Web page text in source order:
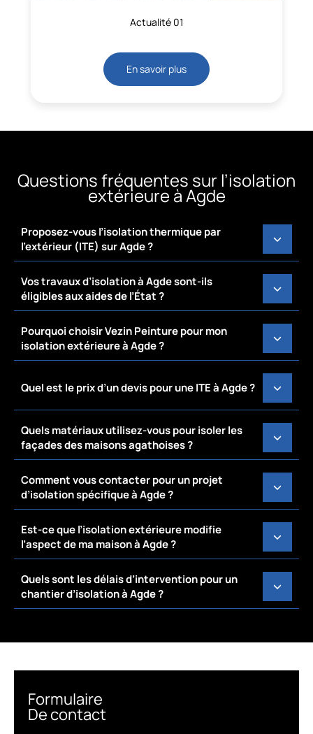
Actualité 01
En savoir plus
Questions fréquentes sur l’isolation
extérieure à Agde
Proposez-vous l’isolation thermique par
l’extérieur (ITE) sur Agde ?
Vos travaux d’isolation à Agde sont-ils
éligibles aux aides de l’État ?
Pourquoi choisir Vezin Peinture pour mon
isolation extérieure à Agde ?
Quel est le prix d’un devis pour une ITE à Agde ?
Quels matériaux utilisez-vous pour isoler les
façades des maisons agathoises ?
Comment vous contacter pour un projet
d’isolation spécifique à Agde ?
Est-ce que l’isolation extérieure modifie
l’aspect de ma maison à Agde ?
Quels sont les délais d’intervention pour un
chantier d’isolation à Agde ?
Formulaire
De contact